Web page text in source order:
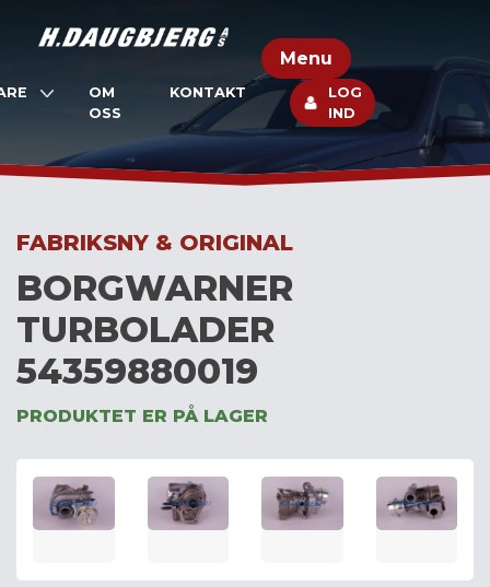
Menu
OM
OSS
KONTAKT
LOG
IND
FABRIKSNY & ORIGINAL
BORGWARNER
TURBOLADER
54359880019
PRODUKTET ER PÅ LAGER